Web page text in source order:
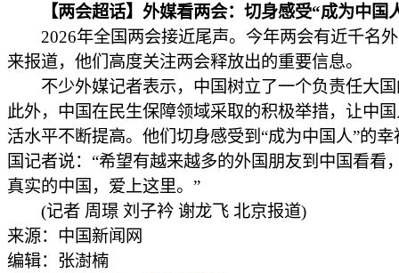
【两会超话】外媒看两会：切身感受“成为中国
2026年全国两会接近尾声。今年两会有近千名
来报道，他们高度关注两会释放出的重要信息。
不少外媒记者表示，中国树立了一个负责任大国
此外，中国在民生保障领域采取的积极举措，让中
活水平不断提高。他们切身感受到“成为中国人”的幸
国记者说：“希望有越来越多的外国朋友到中国看看
真实的中国，爱上这里。”
(记者 周璟 刘子衿 谢龙飞 北京报道)
来源：中国新闻网
编辑：张澍楠